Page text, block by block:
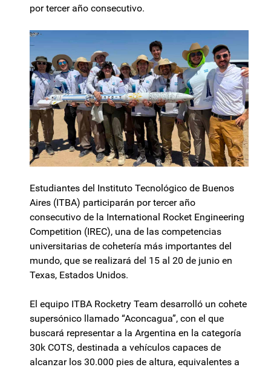
por tercer año consecutivo.
Estudiantes del Instituto Tecnológico de Buenos
Aires (ITBA) participarán por tercer año
consecutivo de la International Rocket Engineering
Competition (IREC), una de las competencias
universitarias de cohetería más importantes del
mundo, que se realizará del 15 al 20 de junio en
Texas, Estados Unidos.
El equipo ITBA Rocketry Team desarrolló un cohete
supersónico llamado “Aconcagua”, con el que
buscará representar a la Argentina en la categoría
30k COTS, destinada a vehículos capaces de
alcanzar los 30.000 pies de altura, equivalentes a